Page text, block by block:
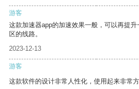
游客
这款加速器app的加速效果一般，可以再提
区的线路。
2023-12-13
游客
这款软件的设计非常人性化，使用起来非常方